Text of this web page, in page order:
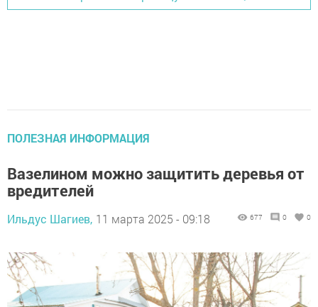
ПОЛЕЗНАЯ ИНФОРМАЦИЯ
Вазелином можно защитить деревья от
вредителей
Ильдус Шагиев, 11 марта 2025 - 09:18 677 0 0